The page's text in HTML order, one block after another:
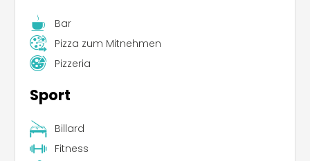
Bar
Pizza zum Mitnehmen
Pizzeria
Sport
Billard
Fitness